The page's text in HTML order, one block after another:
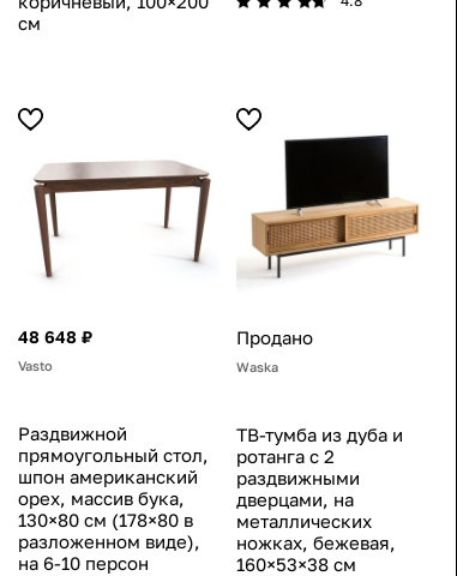
см
48 648 ₽
Vasto
Раздвижной
прямоугольный стол,
шпон американский
орех, массив бука,
130×80 см (178×80 в
разложенном виде),
на 6-10 персон
Продано
Waska
ТВ-тумба из дуба и
ротанга с 2
раздвижными
дверцами, на
металлических
ножках, бежевая,
160×53×38 см